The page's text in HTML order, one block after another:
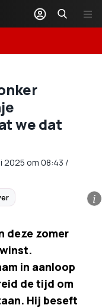
we dat
2025 om 08:43 /
i
deze zomer
in aanloop
de tijd om
Hij beseft